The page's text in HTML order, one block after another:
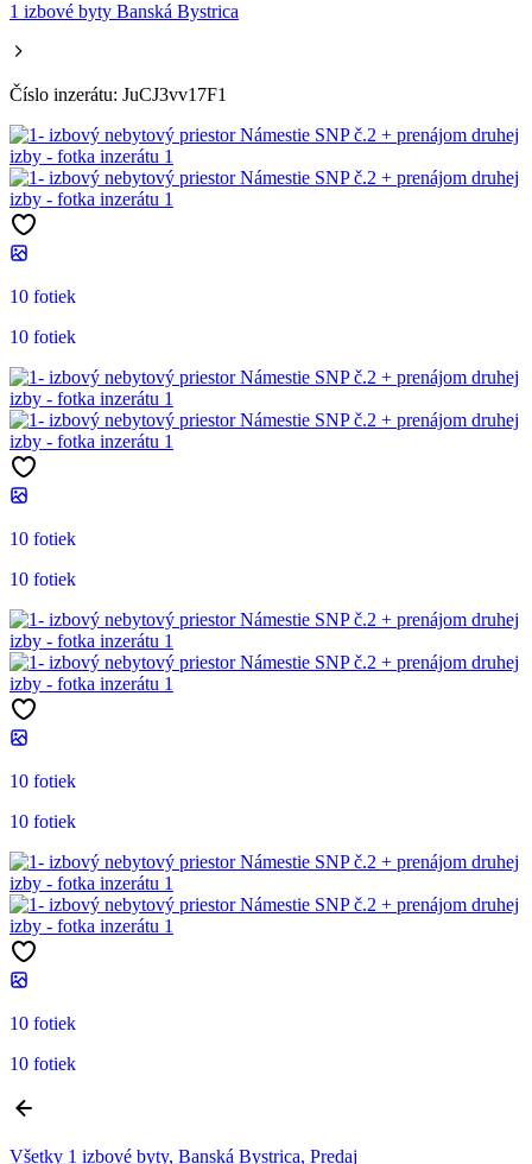
1 izbové byty Banská Bystrica
Číslo inzerátu: JuCJ3vv17F1
10 fotiek
10 fotiek
10 fotiek
10 fotiek
10 fotiek
10 fotiek
10 fotiek
10 fotiek
Všetky 1 izbové byty, Banská Bystrica, Predaj